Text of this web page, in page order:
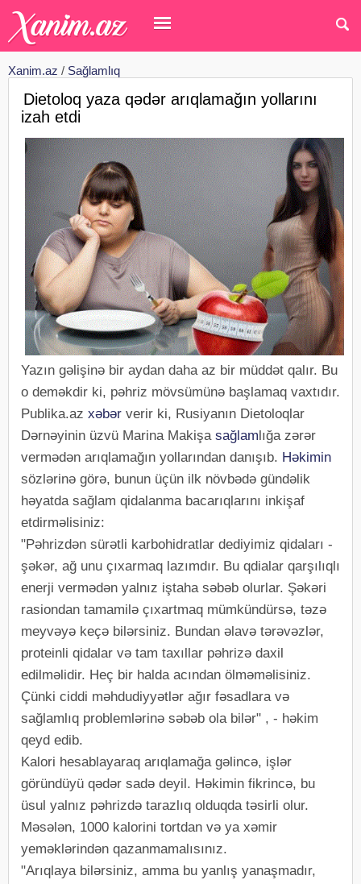
Xanim.az / Sağlamlıq
Dietoloq yaza qədər arıqlamağın yollarını
izah etdi
Yazın gəlişinə bir aydan daha az bir müddət qalır. Bu
o deməkdir ki, pəhriz mövsümünə başlamaq vaxtıdır.
Publika.az xəbər verir ki, Rusiyanın Dietoloqlar
Dərnəyinin üzvü Marina Makişa sağlam lığa zərər
vermədən arıqlamağın yollarından danışıb. Həkimin
sözlərinə görə, bunun üçün ilk növbədə gündəlik
həyatda sağlam qidalanma bacarıqlarını inkişaf
etdirməlisiniz:
"Pəhrizdən sürətli karbohidratlar dediyimiz qidaları -
şəkər, ağ unu çıxarmaq lazımdır. Bu qdialar qarşılıqlı
enerji vermədən yalnız iştaha səbəb olurlar. Şəkəri
rasiondan tamamilə çıxartmaq mümkündürsə, təzə
meyvəyə keçə bilərsiniz. Bundan əlavə tərəvəzlər,
proteinli qidalar və tam taxıllar pəhrizə daxil
edilməlidir. Heç bir halda acından ölməməlisiniz.
Çünki ciddi məhdudiyyətlər ağır fəsadlara və
sağlamlıq problemlərinə səbəb ola bilər" , - həkim
qeyd edib.
Kalori hesablayaraq arıqlamağa gəlincə, işlər
göründüyü qədər sadə deyil. Həkimin fikrincə, bu
üsul yalnız pəhrizdə tarazlıq olduqda təsirli olur.
Məsələn, 1000 kalorini tortdan və ya xəmir
yeməklərindən qazanmamalısınız.
"Arıqlaya bilərsiniz, amma bu yanlış yanaşmadır,